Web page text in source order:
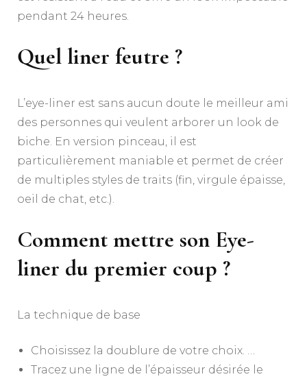
pendant 24 heures.
Quel liner feutre ?
L’eye-liner est sans aucun doute le meilleur ami
des personnes qui veulent arborer un look de
biche. En version pinceau, il est
particulièrement maniable et permet de créer
de multiples styles de traits (fin, virgule épaisse,
oeil de chat, etc.).
Comment mettre son Eye-
liner du premier coup ?
La technique de base
Choisissez la doublure de votre choix. …
Tracez une ligne de l’épaisseur désirée le